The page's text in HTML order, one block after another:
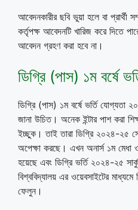
আবেদনকারীর ছবি ভুয়া হলে বা
কর্তৃপক্ষ আবেদনটি খারিজ করে দিতে
আবেদন গ্রহণ করা হবে না।
ডিগ্রি (পাস) ১ম বর্ষে
ডিগ্রি (পাস) ১ম বর্ষে ভর্তি যোগ্যতা
জানা উচিত। অনেক ইন্টার পাশ করা
ইচ্ছুক। তাই তারা ডিগ্রি ২০২৪-২৫
অপেক্ষা করছে। এখন অনার্স ১ম মেধা
হয়েছে এবং ডিগ্রি ভর্তি ২০২৪-২৫
বিশ্ববিদ্যালয় এর ওয়েবসাইটের
ফেলুন।